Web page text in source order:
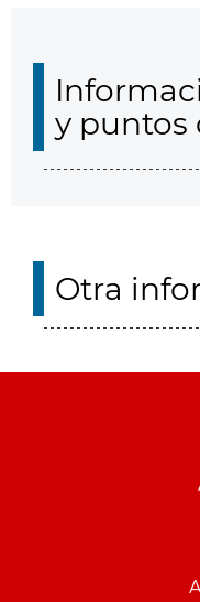
y puntos
Otra